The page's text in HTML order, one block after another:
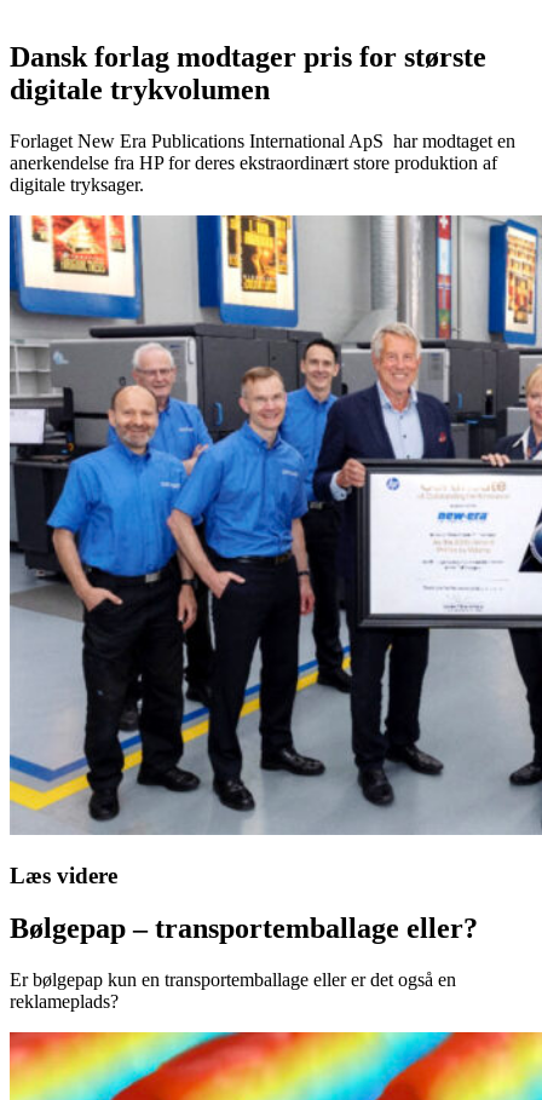
Dansk forlag modtager pris for største
digitale trykvolumen
Forlaget New Era Publications International ApS har modtaget en
anerkendelse fra HP for deres ekstraordinært store produktion af
digitale tryksager.
Læs videre
Bølgepap – transportemballage eller?
Er bølgepap kun en transportemballage eller er det også en
reklameplads?